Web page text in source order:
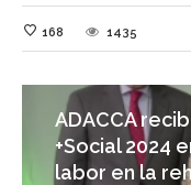
168 1435
ADACCA
+Social 2024
labor en la